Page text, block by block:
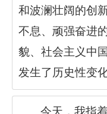
和波澜壮阔的创
不息、顽强奋进
貌、社会主义中
发生了历史性变化
今天，我指